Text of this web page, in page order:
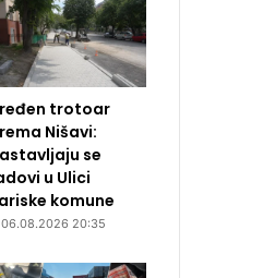
trotoar
Nišavi:
se
u Ulici
komune
06.08.2026 20:35